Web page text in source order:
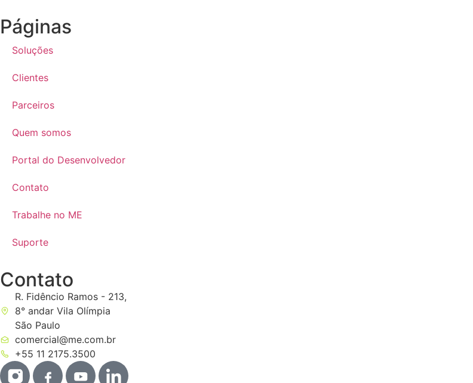
Páginas
Soluções
Clientes
Parceiros
Quem somos
Portal do Desenvolvedor
Contato
Trabalhe no ME
Suporte
Contato
R. Fidêncio Ramos - 213,
8° andar Vila Olímpia
São Paulo
comercial@me.com.br
+55 11 2175.3500